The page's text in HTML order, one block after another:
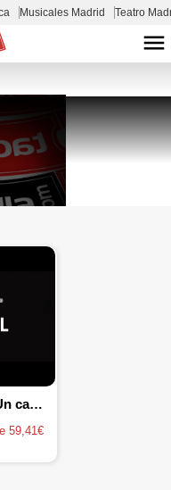
Musicales Madrid Teatro
Cena Criminal - Un cadáver en el Louvre
59,41€